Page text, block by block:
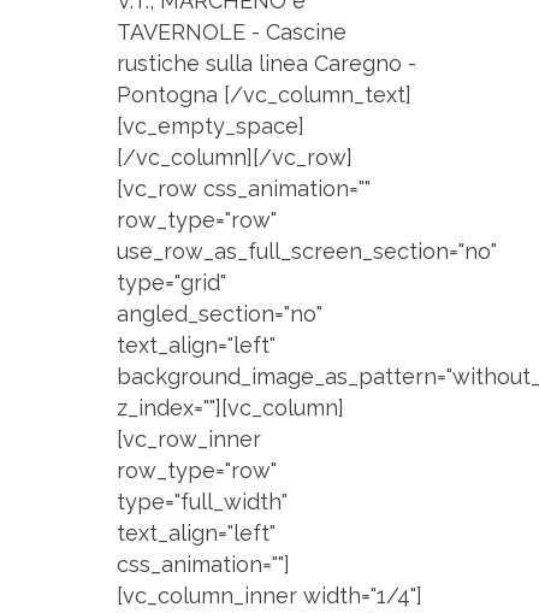
TAVERNOLE - Cascine
rustiche sulla linea Caregno -
Pontogna [/vc_column_text]
[vc_empty_space]
[/vc_column][/vc_row]
[vc_row css_animation=""
row_type="row"
use_row_as_full_screen_section="no"
type="grid"
angled_section="no"
text_align="left"
z_index=""][vc_column]
[vc_row_inner
row_type="row"
type="full_width"
text_align="left"
css_animation=""]
[vc_column_inner width="1/4"]